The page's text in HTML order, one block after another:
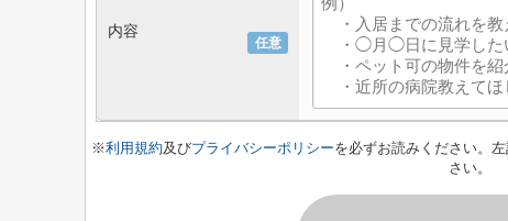
任意
内容
※利用規約及びプライバシーポリシーを必ずお読みください。
さい。